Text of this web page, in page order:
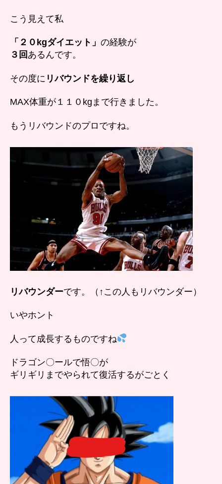
こう見えて私
「２０kgダイエット」 の経験が
３回 あるんです。
その度に リバウンドを繰り返し
MAX体重が１１０kgまで行きました。
もうリバウンドのプロですね。
リバウンダーです。（↑この人もリバウンダー）
いやホント
人って成長するものですね
ドラゴン〇ールで悟〇が
ギリギリまでやられて復活するがごとく